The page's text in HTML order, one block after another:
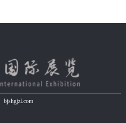
bjshgjzl.com